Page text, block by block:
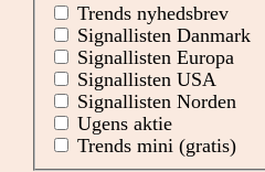
Trends nyhedsbrev
Signallisten Danmark
Signallisten Europa
Signallisten USA
Signallisten Norden
Ugens aktie
Trends mini (gratis)